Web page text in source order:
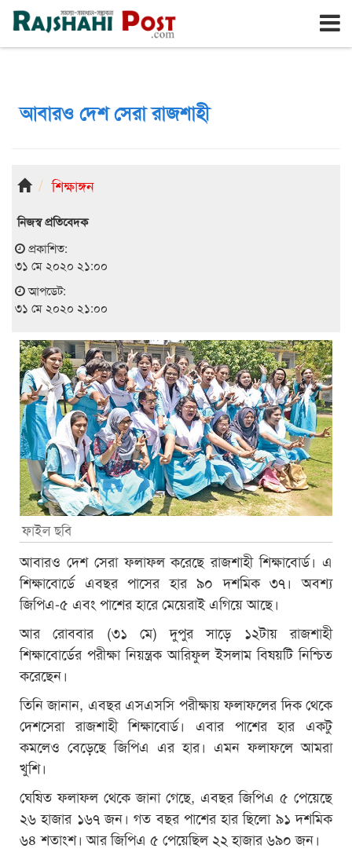
রাজশাহী শনিবার, ৮ই আগস্ট ২০২৬, ২৫শে শ্রাবণ ১৪৩৩
আবারও দেশ সেরা রাজশাহী
শিক্ষাঙ্গন
নিজস্ব প্রতিবেদক
প্রকাশিত:
৩১ মে ২০২০ ২১:০০
আপডেট:
৩১ মে ২০২০ ২১:০০
ফাইল ছবি
আবারও দেশ সেরা ফলাফল করেছে রাজশাহী শিক্ষাবোর্ড। এ
শিক্ষাবোর্ডে এবছর পাসের হার ৯০ দশমিক ৩৭। অবশ্য
জিপিএ-৫ এবং পাশের হারে মেয়েরাই এগিয়ে আছে।
আর রোববার (৩১ মে) দুপুর সাড়ে ১২টায় রাজশাহী
শিক্ষাবোর্ডের পরীক্ষা নিয়ন্ত্রক আরিফুল ইসলাম বিষয়টি নিশ্চিত
করেছেন।
তিনি জানান, এবছর এসএসসি পরীক্ষায় ফলাফলের দিক থেকে
দেশসেরা রাজশাহী শিক্ষাবোর্ড। এবার পাশের হার একটু
কমলেও বেড়েছে জিপিএ এর হার। এমন ফলাফলে আমরা
খুশি।
ঘেষিত ফলাফল থেকে জানা গেছে, এবছর জিপিএ ৫ পেয়েছে
২৬ হাজার ১৬৭ জন। গত বছর পাশের হার ছিলো ৯১ দশমিক
৬৪ শতাংশ। আর জিপিএ ৫ পেয়েছিল ২২ হাজার ৬৯০ জন।